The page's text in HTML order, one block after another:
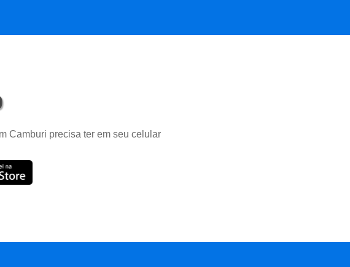
Camburi precisa ter em seu celular